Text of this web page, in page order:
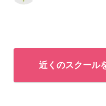
近くのスクール